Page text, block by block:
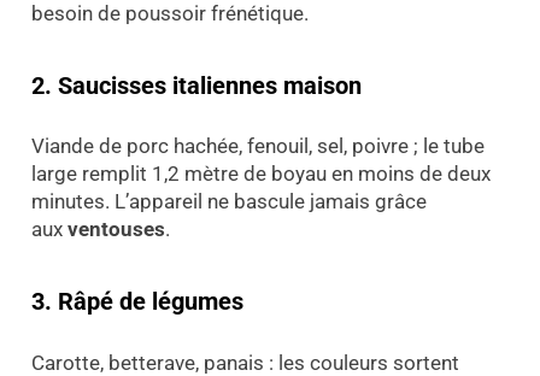
besoin de poussoir frénétique.
2. Saucisses italiennes maison
Viande de porc hachée, fenouil, sel, poivre ; le tube
large remplit 1,2 mètre de boyau en moins de deux
minutes. L’appareil ne bascule jamais grâce
aux ventouses.
3. Râpé de légumes
Carotte, betterave, panais : les couleurs sortent